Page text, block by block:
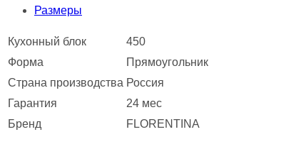
Размеры
Кухонный блок
450
Форма
Прямоугольник
Страна производства Россия
Гарантия
24 мес
Бренд
FLORENTINA